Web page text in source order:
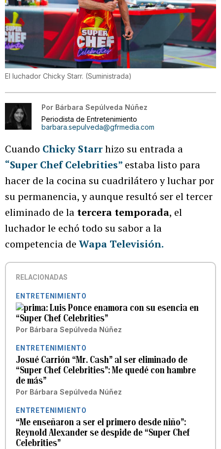
El luchador Chicky Starr. (Suministrada)
Por Bárbara Sepúlveda Núñez
Periodista de Entretenimiento
barbara.sepulveda@gfrmedia.com
Cuando Chicky Starrhizo su entrada a
“Super Chef Celebrities” estaba listo para
hacer de la cocina su cuadrilátero y luchar por
su permanencia, y aunque resultó ser el tercer
eliminado de la tercera temporada, el
luchador le echó todo su sabor a la
competencia de Wapa Televisión.
RELACIONADAS
ENTRETENIMIENTO
Luis Ponce enamora con su esencia en
“Super Chef Celebrities”
Por Bárbara Sepúlveda Núñez
ENTRETENIMIENTO
Josué Carrión “Mr. Cash” al ser eliminado de
“Super Chef Celebrities”: Me quedé con hambre
de más”
Por Bárbara Sepúlveda Núñez
ENTRETENIMIENTO
“Me enseñaron a ser el primero desde niño”:
Reynold Alexander se despide de “Super Chef
Celebrities”